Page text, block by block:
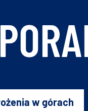
w górach